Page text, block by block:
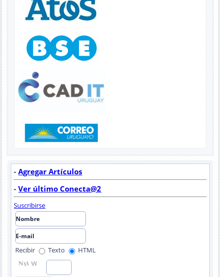
-Agregar Artículos
-Ver último Conecta@2
Suscribirse
Recibir Texto HTML